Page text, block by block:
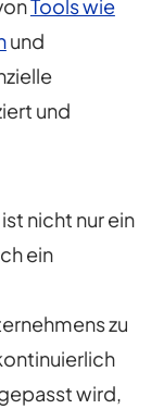
Tools wie
und
und
ist nicht nur ein
ein
zu
wird,